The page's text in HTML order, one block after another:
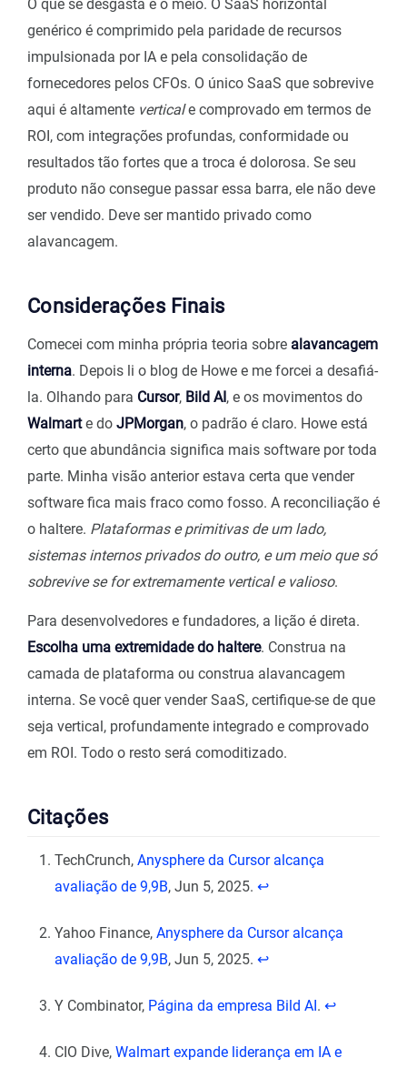
O que se desgasta é o meio. O SaaS horizontal
genérico é comprimido pela paridade de recursos
impulsionada por IA e pela consolidação de
fornecedores pelos CFOs. O único SaaS que sobrevive
aqui é altamente verticale comprovado em termos de
ROI, com integrações profundas, conformidade ou
resultados tão fortes que a troca é dolorosa. Se seu
produto não consegue passar essa barra, ele não deve
ser vendido. Deve ser mantido privado como
alavancagem.
Considerações Finais
Comecei com minha própria teoria sobre alavancagem
interna. Depois li o blog de Howe e me forcei a desafiá-
la. Olhando para Cursor, Bild AI, e os movimentos do
Walmarte do JPMorgan, o padrão é claro. Howe está
certo que abundância significa mais software por toda
parte. Minha visão anterior estava certa que vender
software fica mais fraco como fosso. A reconciliação é
o haltere. Plataformas e primitivas de um lado,
sistemas internos privados do outro, e um meio que só
sobrevive se for extremamente vertical e valioso.
Para desenvolvedores e fundadores, a lição é direta.
Escolha uma extremidade do haltere. Construa na
camada de plataforma ou construa alavancagem
interna. Se você quer vender SaaS, certifique-se de que
seja vertical, profundamente integrado e comprovado
em ROI. Todo o resto será comoditizado.
Citações
TechCrunch, Anysphere da Cursor alcança
avaliação de 9,9B, Jun 5, 2025. ↩︎
Yahoo Finance, Anysphere da Cursor alcança
avaliação de 9,9B, Jun 5, 2025. ↩︎
Y Combinator, Página da empresa Bild AI. ↩︎
CIO Dive, Walmart expande liderança em IA e